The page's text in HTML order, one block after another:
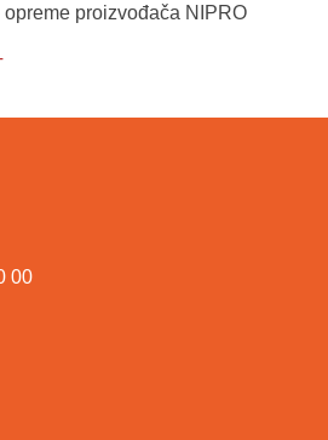
proizvođača NIPRO
00